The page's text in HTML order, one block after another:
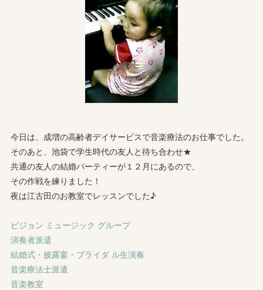
今日は、成増の高齢者デイサービスで音楽療法のお仕事でした。
そのあと、池袋で学生時代の友人と待ち合わせ★
共通の友人の結婚パーティーが１２月にあるので、
その作戦を練りました！
夜は江古田のお教室でレッスンでした♪
ビジョン ミュージック グループ
演奏者派遣
結婚式・披露宴・ブライダ ル生演奏
音楽療法士派遣
音楽教室